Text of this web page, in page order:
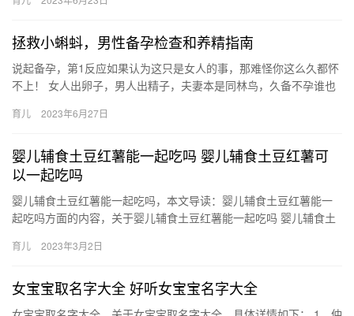
期…
拯救小蝌蚪，男性备孕检查和养精指南
说起备孕，第1反应如果认为这只是女人的事，那难怪你这么久都怀
不上！ 女人出卵子，男人出精子，夫妻本是同林鸟，久备不孕谁也
育儿 2023年6月27日
婴儿辅食土豆红薯能一起吃吗 婴儿辅食土豆红薯可
以一起吃吗
婴儿辅食土豆红薯能一起吃吗，本文导读：婴儿辅食土豆红薯能一
起吃吗方面的内容，关于婴儿辅食土豆红薯能一起吃吗 婴儿辅食土
红…
育儿 2023年3月2日
女宝宝取名字大全 好听女宝宝名字大全